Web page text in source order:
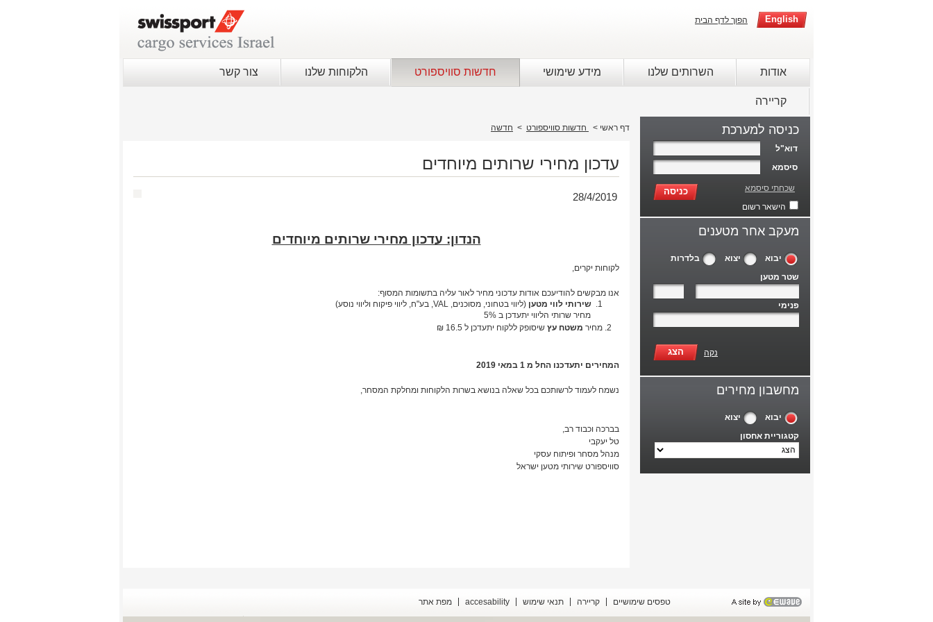
English הפוך לדף הבית
אודות השרותים שלנו מידע שימושי חדשות סוויספורט הלקוחות שלנו צור קשר
קריירה
כניסה למערכת
דוא"ל
סיסמא
שכחתי סיסמא כניסה
הישאר רשום
מעקב אחר מטענים
יבוא יצוא
בלדרות
שטר מטען
פנימי
הצג נקה
מחשבון מחירים
יבוא
יצוא
קטגוריית אחסון
דף ראשי > חדשות סוויספורט > חדשה
עדכון מחירי שרותים מיוחדים
28/4/2019
הנדון: עדכון מחירי שרותים מיוחדים
לקוחות יקרים,
אנו מבקשים להודיעכם אודות עדכוני מחיר לאור עליה בתשומות המסוף:
1.
שירותי לווי מטען (ליווי בטחוני, מסוכנים, VAL, בע"ח, ליווי פיקוח וליווי נוסע)
מחיר שרותי הליווי יתעדכן ב 5%
מחיר משטח עץ שיסופק ללקוח יתעדכן ל 16.5 ₪
המחירים יתעדכנו החל מ 1 במאי 2019
נשמח לעמוד לרשותכם בכל שאלה בנושא בשרות הלקוחות ומחלקת המסחר,
בברכה וכבוד רב,
טל יעקבי
מנהל מסחר ופיתוח עסקי
סוויספורט שירותי מטען ישראל
טפסים שימושיים קריירה תנאי שימוש accesability מפת אתר